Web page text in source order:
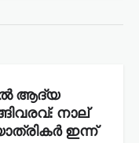
ആദ്യ
നാല്
ഇന്ന്